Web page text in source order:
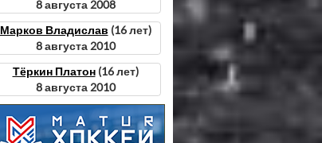
8 августа 2008
Марков Владислав (16 лет)
8 августа 2010
Тёркин Платон(16 лет)
8 августа 2010